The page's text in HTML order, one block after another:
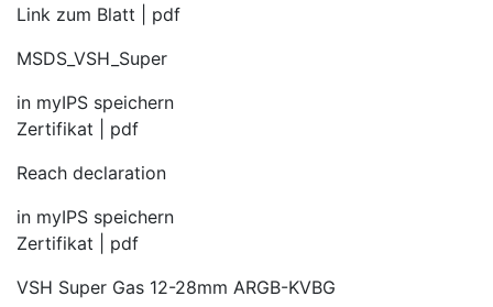
Link zum Blatt | pdf
MSDS_VSH_Super
in myIPS speichern
Zertifikat | pdf
Reach declaration
in myIPS speichern
Zertifikat | pdf
VSH Super Gas 12-28mm ARGB-KVBG